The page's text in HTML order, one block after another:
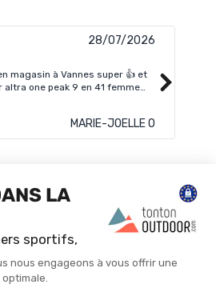
28/07/2026
magasin à Vannes super 👍 et
peak 9 en 41 femme
MARIE-JOELLE O